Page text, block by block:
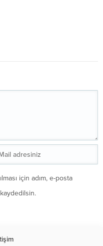
için adım, e-posta